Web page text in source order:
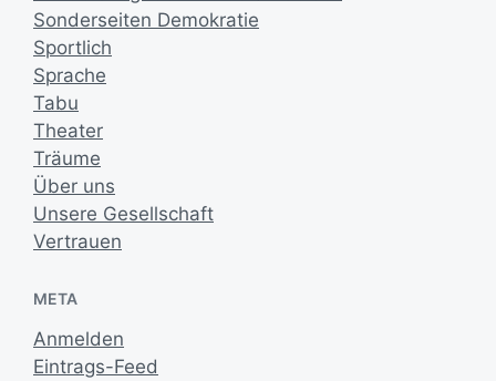
Sonderseiten Demokratie
Sportlich
Sprache
Tabu
Theater
Träume
Über uns
Unsere Gesellschaft
Vertrauen
META
Anmelden
Eintrags-Feed